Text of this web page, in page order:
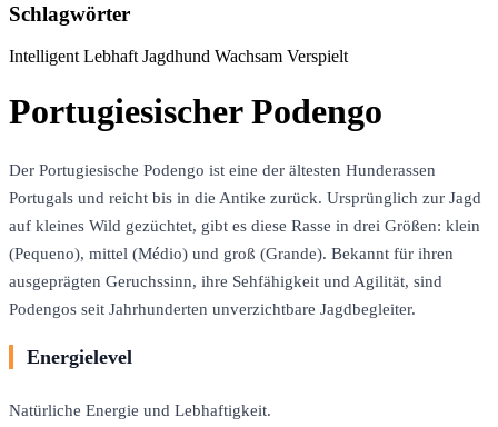
Schlagwörter
IntelligentLebhaftJagdhund Wachsam Verspielt
Portugiesischer Podengo
Der Portugiesische Podengo ist eine der ältesten Hunderassen
Portugals und reicht bis in die Antike zurück. Ursprünglich zur Jagd
auf kleines Wild gezüchtet, gibt es diese Rasse in drei Größen: klein
(Pequeno), mittel (Médio) und groß (Grande). Bekannt für ihren
ausgeprägten Geruchssinn, ihre Sehfähigkeit und Agilität, sind
Podengos seit Jahrhunderten unverzichtbare Jagdbegleiter.
Energielevel
Natürliche Energie und Lebhaftigkeit.